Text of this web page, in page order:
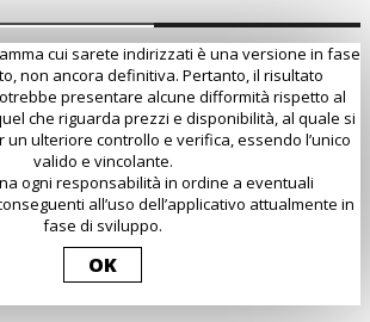
cui sarete indirizzati è una versione in fase
non ancora definitiva. Pertanto, il risultato
presentare alcune difformità rispetto al
che riguarda prezzi e disponibilità, al quale si
ulteriore controllo e verifica, essendo l’unico
valido e vincolante.
ogni responsabilità in ordine a eventuali
all’uso dell’applicativo attualmente in
fase di sviluppo.
OK